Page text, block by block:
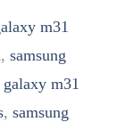
m31
, samsung
galaxy m31
, samsung